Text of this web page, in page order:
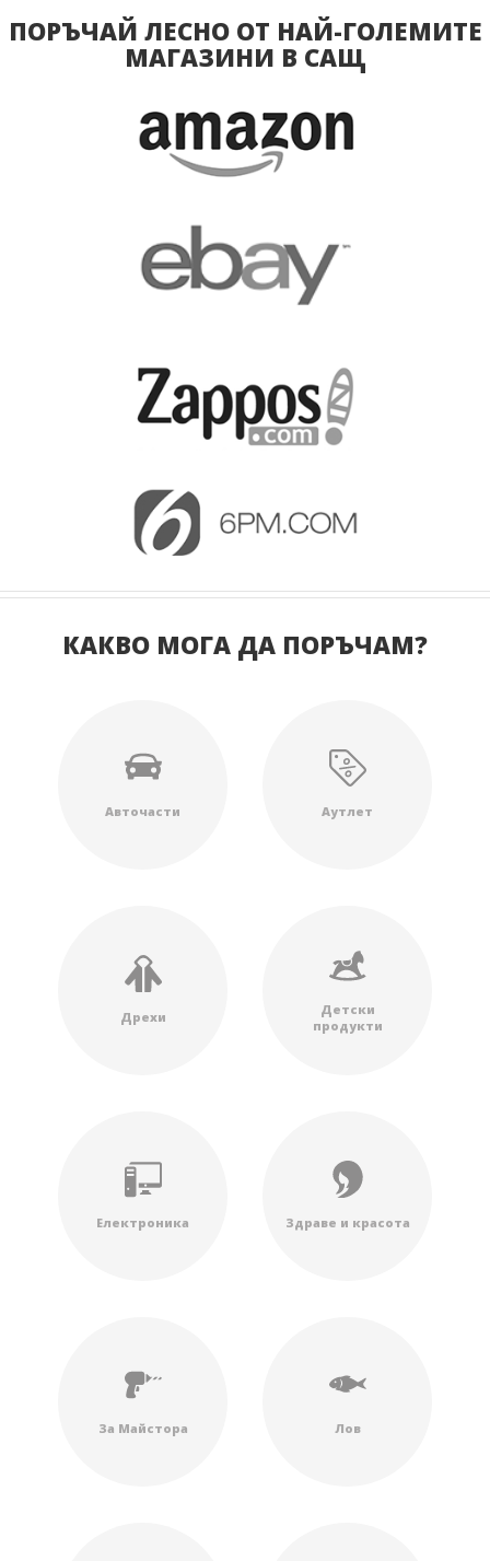
ПОРЪЧАЙ ЛЕСНО ОТ НАЙ-ГОЛЕМИТЕ
МАГАЗИНИ В САЩ
КАКВО МОГА ДА ПОРЪЧАМ?
Авточасти Аутлет
Дрехи
Детски
продукти
Електроника Здраве и красота
За Майстора Лов